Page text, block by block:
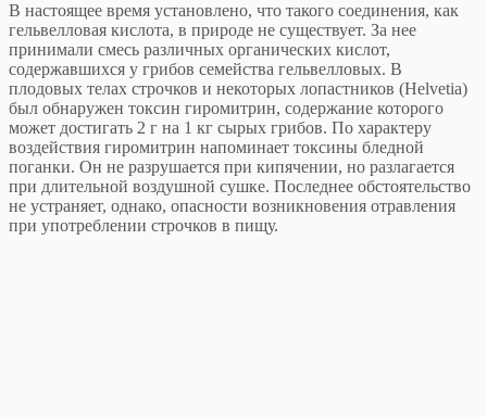
В настоящее время установлено, что такого соединения, как
гельвелловая кислота, в природе не существует. За нее
принимали смесь различных органических кислот,
содержавшихся у грибов семейства гельвелловых. В
плодовых телах строчков и некоторых лопастников (Helvetia)
был обнаружен токсин гиромитрин, содержание которого
может достигать 2 г на 1 кг сырых грибов. По характеру
воздействия гиромитрин напоминает токсины бледной
поганки. Он не разрушается при кипячении, но разлагается
при длительной воздушной сушке. Последнее обстоятельство
не устраняет, однако, опасности возникновения отравления
при употреблении строчков в пищу.